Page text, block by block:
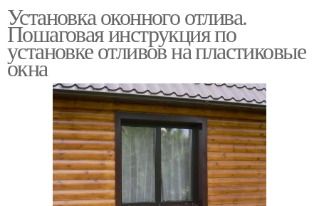
Установка оконного отлива.
Пошаговая инструкция по
установке отливов на пластиковые
окна